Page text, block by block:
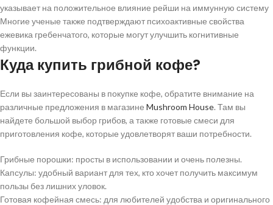
указывает на положительное влияние рейши на иммунную систему
Многие ученые также подтверждают психоактивные свойства
ежевика гребенчатого, которые могут улучшить когнитивные
функции.
Куда купить грибной кофе?
Если вы заинтересованы в покупке кофе, обратите внимание на
различные предложения в магазине Mushroom House. Там вы
найдете большой выбор грибов, а также готовые смеси для
приготовления кофе, которые удовлетворят ваши потребности.
Грибные порошки: просты в использовании и очень полезны.
Капсулы: удобный вариант для тех, кто хочет получить максимум
пользы без лишних уловок.
Готовая кофейная смесь: для любителей удобства и оригинального